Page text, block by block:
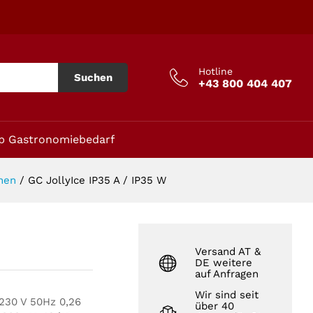
Suchen
Hotline
+43 800 404 407
Gastronomiebedarf
/ GC JollyIce IP35 A / IP35 W
V 50Hz 0,26
Versand AT &
DE weitere
auf Anfragen
Wir sind seit
über 40